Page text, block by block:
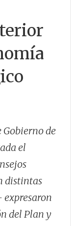
Gobierno de
el
distintas
del Plan y